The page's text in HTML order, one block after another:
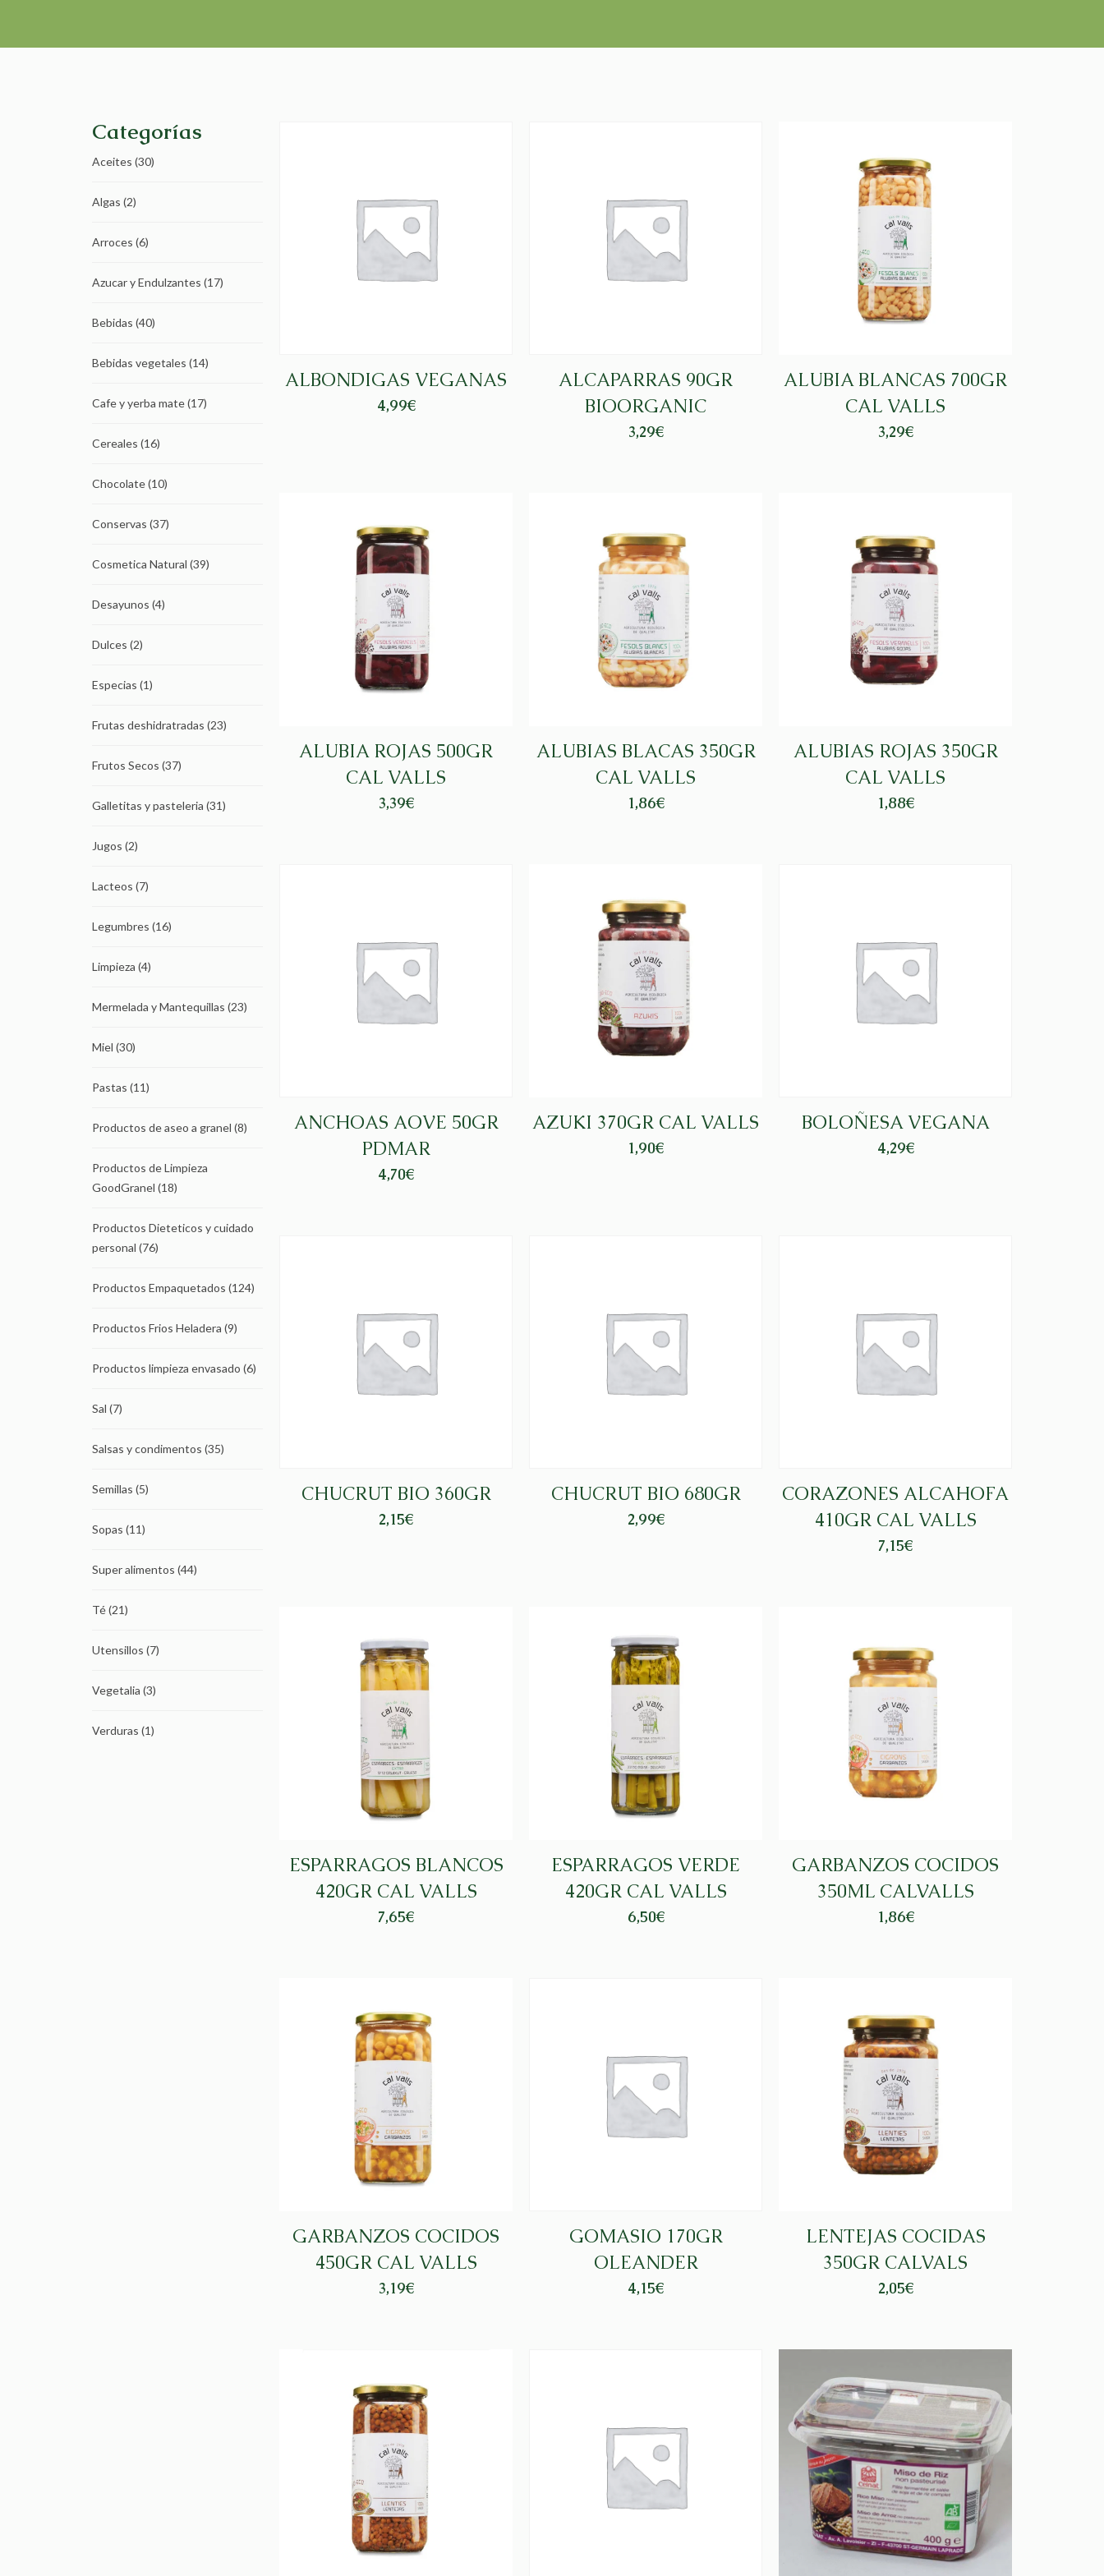
Categorías
Aceites (30)
Algas (2)
Arroces (6)
Azucar y Endulzantes (17)
Bebidas (40)
Bebidas vegetales (14)
Cafe y yerba mate(17)
Cereales (16)
Chocolate(10)
Conservas (37)
Cosmetica Natural (39)
Desayunos (4)
Dulces (2)
Especias (1)
Frutas deshidratradas (23)
Frutos Secos (37)
Galletitas y pasteleria (31)
Jugos (2)
Lacteos (7)
Legumbres (16)
Limpieza (4)
Mermelada y Mantequillas (23)
Miel (30)
Pastas (11)
Productos de aseo a granel (8)
Productos de Limpieza
GoodGranel (18)
Productos Dieteticos y cuidado
personal (76)
Productos Empaquetados (124)
Productos Frios Heladera (9)
Productos limpieza envasado (6)
Sal (7)
Salsas y condimentos (35)
Semillas (5)
Sopas (11)
Super alimentos (44)
Té(21)
Utensillos (7)
Vegetalia (3)
Verduras (1)
ALBONDIGAS VEGANAS
4,99€
ALCAPARRAS 90GR
BIOORGANIC
3,29€
ALUBIA BLANCAS 700GR
CAL VALLS
3,29€
ALUBIA ROJAS 500GR
CAL VALLS
3,39€
ALUBIAS BLACAS 350GR
CAL VALLS
1,86€
ALUBIAS ROJAS 350GR
CAL VALLS
1,88€
ANCHOAS AOVE 50GR
PDMAR
4,70€
AZUKI 370GR CAL VALLS
1,90€
BOLOÑESA VEGANA
4,29€
CHUCRUT BIO 360GR
2,15€
CHUCRUT BIO 680GR
2,99€
CORAZONES ALCAHOFA
410GR CAL VALLS
7,15€
ESPARRAGOS BLANCOS
420GR CAL VALLS
7,65€
ESPARRAGOS VERDE
420GR CAL VALLS
6,50€
GARBANZOS COCIDOS
350ML CALVALLS
1,86€
GARBANZOS COCIDOS
450GR CAL VALLS
3,19€
GOMASIO 170GR
OLEANDER
4,15€
LENTEJAS COCIDAS
350GR CALVALS
2,05€